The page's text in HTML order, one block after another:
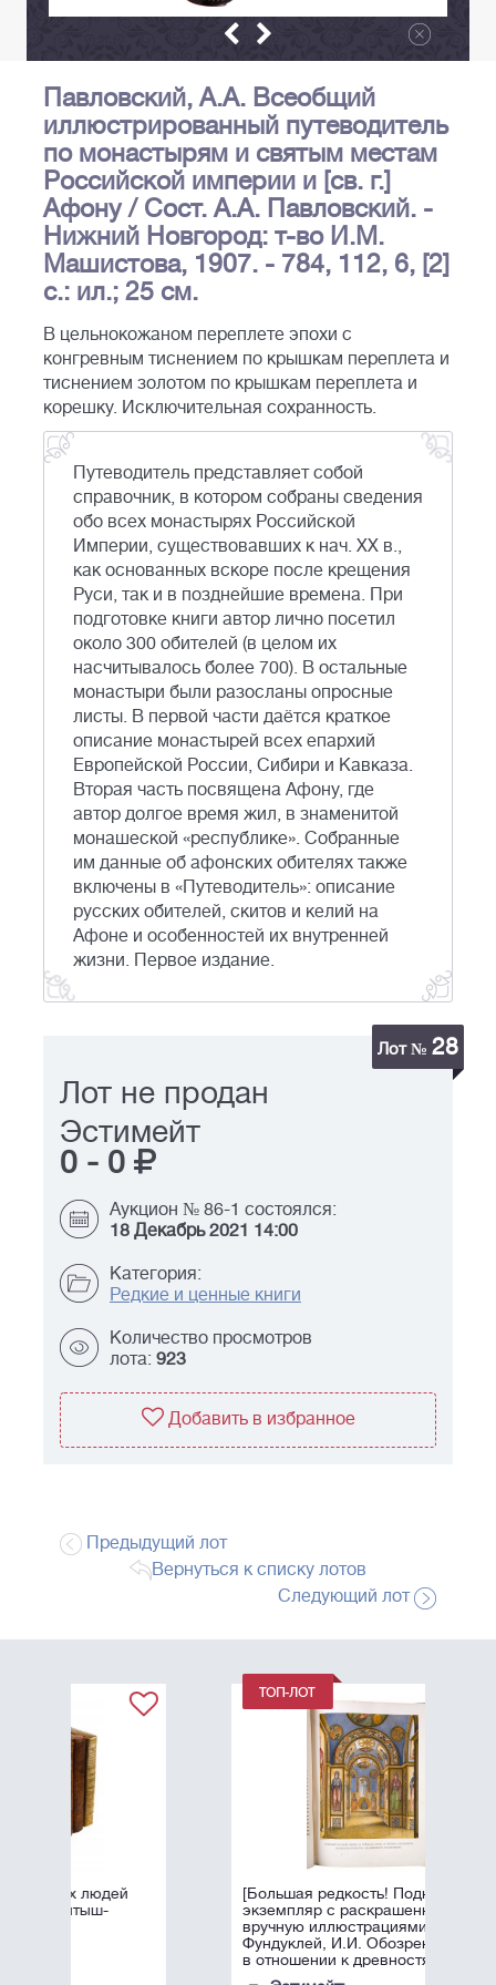
Павловский, А.А. Всеобщий
иллюстрированный путеводитель
по монастырям и святым местам
Российской империи и [св. г.]
Афону / Сост. А.А. Павловский. -
Нижний Новгород: т-во И.М.
Машистова, 1907. - 784, 112, 6, [2]
с.: ил.; 25 см.
В цельнокожаном переплете эпохи с
конгревным тиснением по крышкам переплета и
тиснением золотом по крышкам переплета и
корешку. Исключительная сохранность.
Путеводитель представляет собой
справочник, в котором собраны сведения
обо всех монастырях Российской
Империи, существовавших к нач. XX в.,
как основанных вскоре после крещения
Руси, так и в позднейшие времена. При
подготовке книги автор лично посетил
около 300 обителей (в целом их
насчитывалось более 700). В остальные
монастыри были разосланы опросные
листы. В первой части даётся краткое
описание монастырей всех епархий
Европейской России, Сибири и Кавказа.
Вторая часть посвящена Афону, где
автор долгое время жил, в знаменитой
монашеской «республике». Собранные
им данные об афонских обителях также
включены в «Путеводитель»: описание
русских обителей, скитов и келий на
Афоне и особенностей их внутренней
жизни. Первое издание.
Лот № 28
Лот не продан
Эстимейт
0 - 0
Аукцион № 86-1 состоялся:
18 Декабрь 2021 14:00
Категория:
Редкие и ценные книги
Количество просмотров
лота: 923
Добавить в избранное
Предыдущий лот
Вернуться к списку лотов
Следующий лот
[Большая редкость! Подносной
экземпляр с раскрашенными
вручную иллюстрациями!]
Фундуклей, И.И. Обозрение Киева
в отношении к древностям, ...